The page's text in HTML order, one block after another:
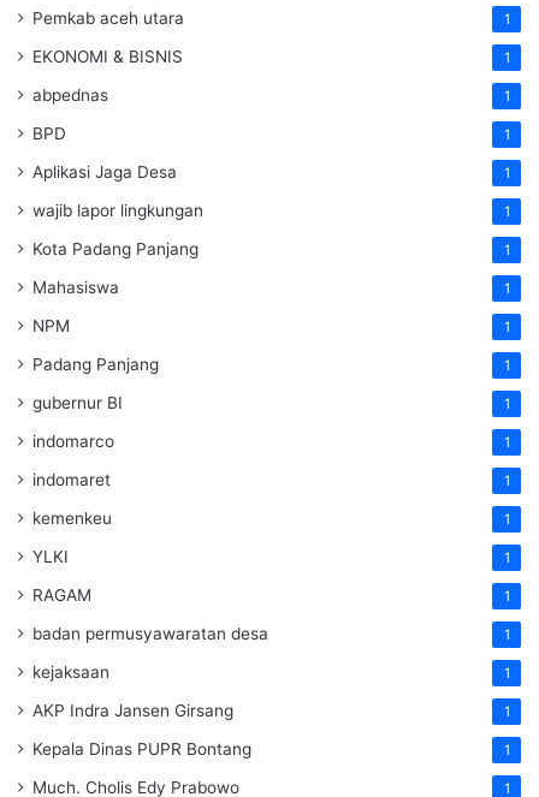
Pemkab aceh utara 1
EKONOMI & BISNIS 1
abpednas 1
BPD 1
Aplikasi Jaga Desa 1
wajib lapor lingkungan 1
Kota Padang Panjang 1
Mahasiswa 1
NPM 1
Padang Panjang 1
gubernur BI 1
indomarco 1
indomaret 1
kemenkeu 1
YLKI 1
RAGAM 1
badan permusyawaratan desa 1
kejaksaan 1
AKP Indra Jansen Girsang 1
Kepala Dinas PUPR Bontang 1
Much. Cholis Edy Prabowo 1